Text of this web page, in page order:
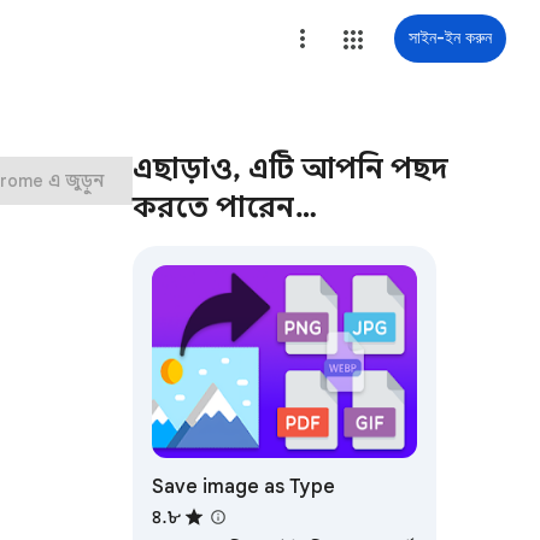
সাইন-ইন করুন
এ জুড়ুন
এছাড়াও, এটি আপনি পছন্দ
করতে পারেন…
Save image as Type
৪.৮